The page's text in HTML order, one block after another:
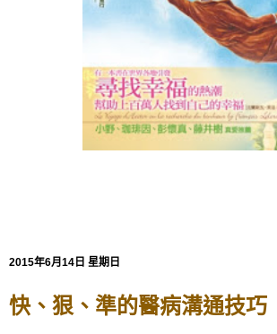
2015年6月14日 星期日
快、狠、準的醫病溝通技巧